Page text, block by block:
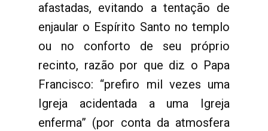
afastadas, evitando a tentação de
enjaular o Espírito Santo no templo
ou no conforto de seu próprio
recinto, razão por que diz o Papa
Francisco: “prefiro mil vezes uma
Igreja acidentada a uma Igreja
enferma” (por conta da atmosfera